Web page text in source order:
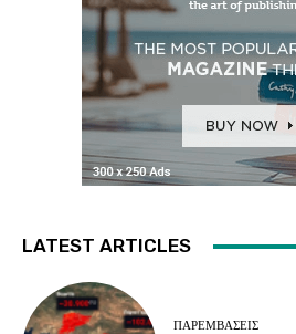
LATEST ARTICLES
ΠΑΡΕΜΒΑΣΕΙΣ